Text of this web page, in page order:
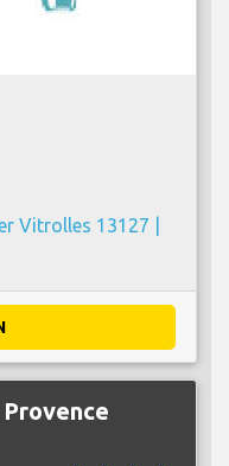
Vitrolles 13127 |